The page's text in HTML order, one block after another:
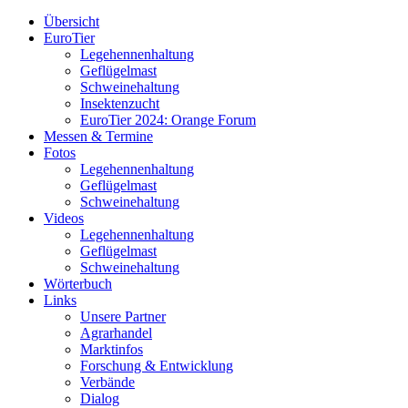
Übersicht
EuroTier
Legehennenhaltung
Geflügelmast
Schweinehaltung
Insektenzucht
EuroTier 2024: Orange Forum
Messen & Termine
Fotos
Legehennenhaltung
Geflügelmast
Schweinehaltung
Videos
Legehennenhaltung
Geflügelmast
Schweinehaltung
Wörterbuch
Links
Unsere Partner
Agrarhandel
Marktinfos
Forschung & Entwicklung
Verbände
Dialog